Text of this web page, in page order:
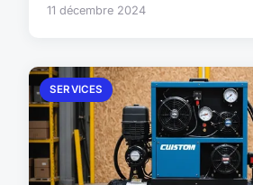
11 décembre 2024
SERVICES